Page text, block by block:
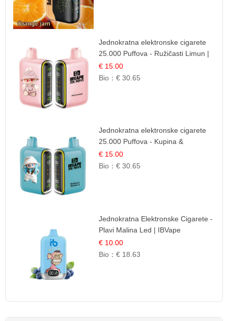
Jednokratna elektronske cigarete
25.000 Puffova - Ružičasti Limun |
Osježavajuća Citrusna Aroma
€ 15.00
Bio：€ 30.65
Jednokratna elektronske cigarete
25.000 Puffova - Kupina &
Borovnica | Šumska Voćna
Mješavina
€ 15.00
Bio：€ 30.65
Jednokratna Elektronske Cigarete -
Plavi Malina Led | IBVape
€ 10.00
Bio：€ 18.63